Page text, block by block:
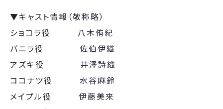
▼キャスト情報（敬称略）
ショコラ役 八木侑紀
バニラ役 佐伯伊織
アズキ役 井澤詩織
ココナツ役 水谷麻鈴
メイプル役 伊藤美来